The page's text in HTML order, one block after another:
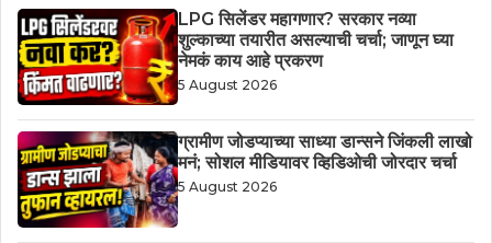
LPG सिलेंडर महागणार? सरकार नव्या
शुल्काच्या तयारीत असल्याची चर्चा; जाणून घ्या
नेमकं काय आहे प्रकरण
5 August 2026
ग्रामीण जोडप्याच्या साध्या डान्सने जिंकली लाखो
मनं; सोशल मीडियावर व्हिडिओची जोरदार चर्चा
5 August 2026